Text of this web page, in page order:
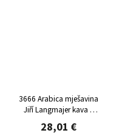
3666 Arabica mješavina
Jiří Langmajer kava u
zrnu 500 g
28,01 €